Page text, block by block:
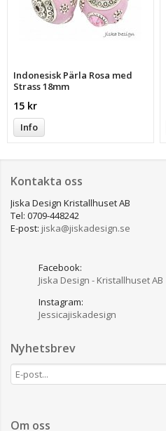
Indonesisk Pärla Rosa med
Strass 18mm
15 kr
Info
Kontakta oss
Jiska Design Kristallhuset AB
Tel: 0709-448242
E-post: jiska@jiskadesign.se
Facebook:
Jiska Design - Kristallhuset AB
Instagram:
Jessicajiskadesign
Nyhetsbrev
Om oss